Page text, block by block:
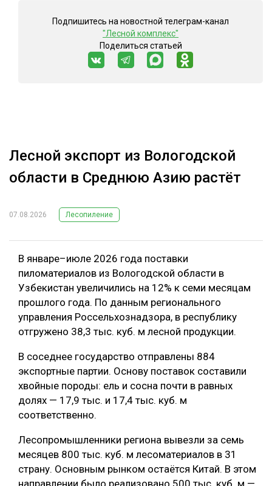
Подпишитесь на новостной телеграм-канал
"Лесной комплекс"
Поделиться статьей
Лесной экспорт из Вологодской
области в Среднюю Азию растёт
07.08.2026 Лесопиление
В январе–июле 2026 года поставки
пиломатериалов из Вологодской области в
Узбекистан увеличились на 12% к семи месяцам
прошлого года. По данным регионального
управления Россельхознадзора, в республику
отгружено 38,3 тыс. куб. м лесной продукции.
В соседнее государство отправлены 884
экспортные партии. Основу поставок составили
хвойные породы: ель и сосна почти в равных
долях — 17,9 тыс. и 17,4 тыс. куб. м
соответственно.
Лесопромышленники региона вывезли за семь
месяцев 800 тыс. куб. м лесоматериалов в 31
страну. Основным рынком остаётся Китай. В этом